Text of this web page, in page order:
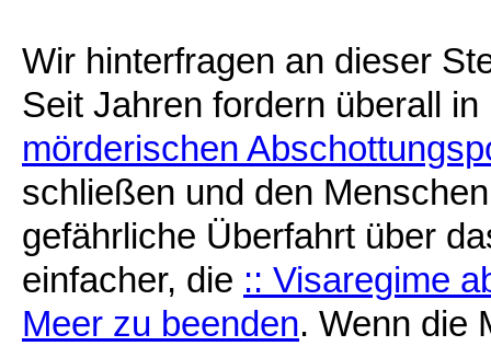
Wir hinterfragen an dieser
Seit Jahren fordern überall
mörderischen
schließen und den
gefährliche Überfahrt über
einfacher, die :: Visaregime
Meer zu beenden. Wenn die